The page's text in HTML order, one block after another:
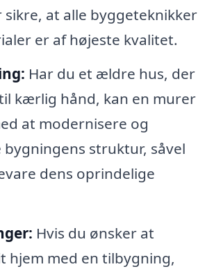
sikre, at alle byggeteknikker
er af højeste kvalitet.
Har du et ældre hus, der
kærlig hånd, kan en murer
at modernisere og
struktur, såvel
dens oprindelige
Hvis du ønsker at
hjem med en tilbygning,